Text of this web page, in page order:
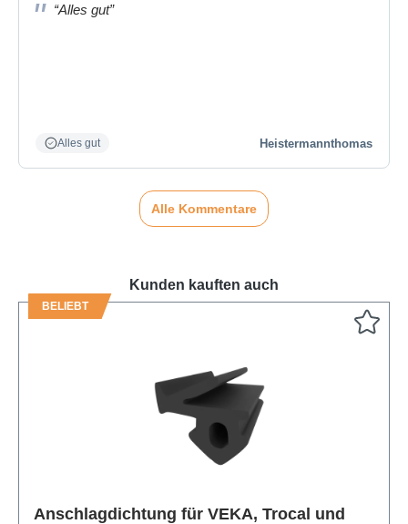
“Alles gut”
Alles gut Heistermannthomas
Alle Kommentare
Kunden kauften auch
BELIEBT
Anschlagdichtung für VEKA, Trocal und